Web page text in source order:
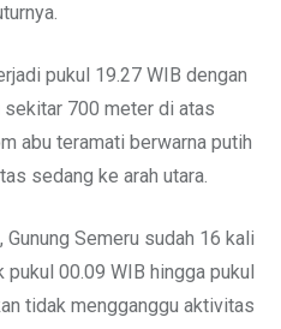
pukul 19.27 WIB dengan
700 meter di atas
abu teramati berwarna putih
sedang ke arah utara.
Semeru sudah 16 kali
00.09 WIB hingga pukul
tidak mengganggu aktivitas